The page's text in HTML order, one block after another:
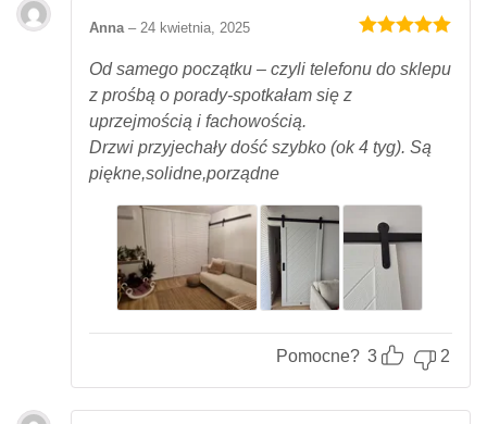
na 5.
Anna – 24 kwietnia, 2025
Od samego początku – czyli telefonu do sklepu
z prośbą o porady-spotkałam się z
uprzejmością i fachowością.
Drzwi przyjechały dość szybko (ok 4 tyg). Są
piękne,solidne,porządne
Pomocne? 3 2